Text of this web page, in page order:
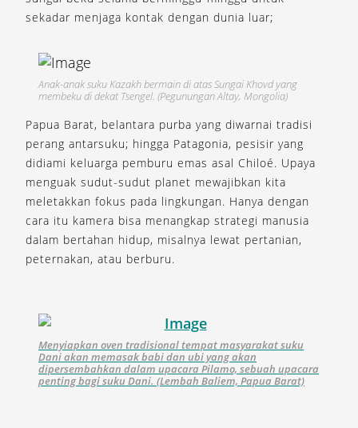
sekadar menjaga kontak dengan dunia luar;
Anak-anak suku Kazakh bermain di atas Sungai Khovd yang
membeku di dekat Tsengel. (Pegunungan Altay, Mongolia)
Papua Barat, belantara purba yang diwarnai tradisi
perang antarsuku; hingga Patagonia, pesisir yang
didiami keluarga pemburu emas asal Chiloé. Upaya
menguak sudut-sudut planet mewajibkan kita
meletakkan fokus pada lingkungan. Hanya dengan
cara itu kamera bisa menangkap strategi manusia
dalam bertahan hidup, misalnya lewat pertanian,
peternakan, atau berburu.
Menyiapkan oven tradisional tempat masyarakat suku
Dani akan memasak babi dan ubi yang akan
dipersembahkan dalam upacara Pilamo, sebuah upacara
penting bagi suku Dani. (Lembah Baliem, Papua Barat)